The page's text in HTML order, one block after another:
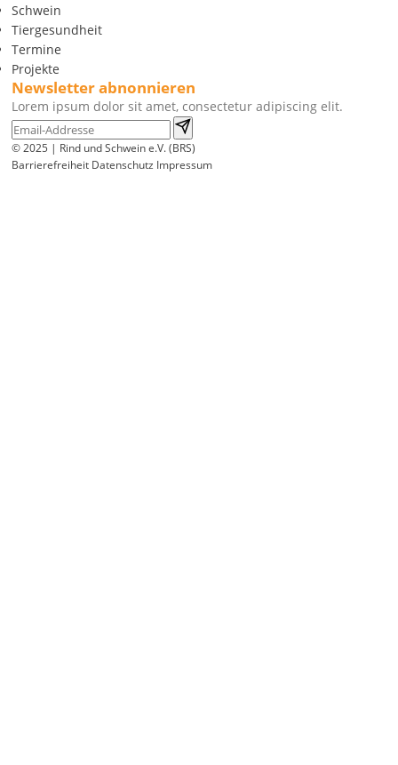
Schwein
Tiergesundheit
Termine
Projekte
Newsletter abnonnieren
Lorem ipsum dolor sit amet, consectetur adipiscing elit.
© 2025 | Rind und Schwein e.V. (BRS)
Barrierefreiheit Datenschutz Impressum